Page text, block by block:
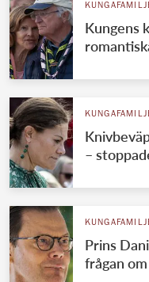
Kungens
–
Prins
frågan